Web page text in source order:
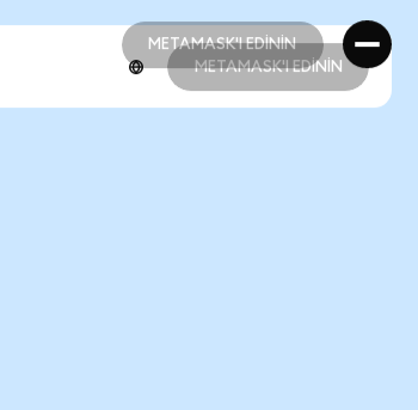
METAMASK'I EDİNİN
METAMASK'I EDİNİN
METAMASK'I EDİNİN